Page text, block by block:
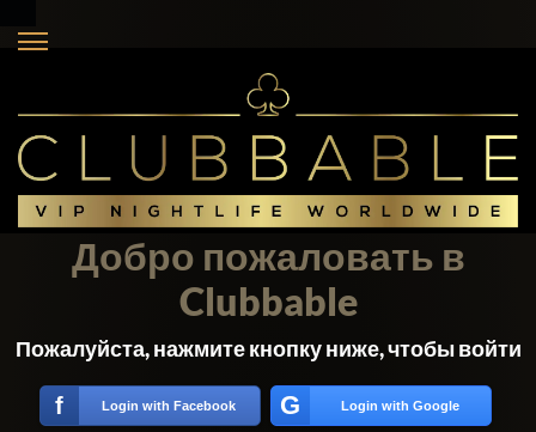
Добро пожаловать в
Clubbable
Пожалуйста, нажмите кнопку ниже, чтобы войти
f Login with Facebook G Login with Google